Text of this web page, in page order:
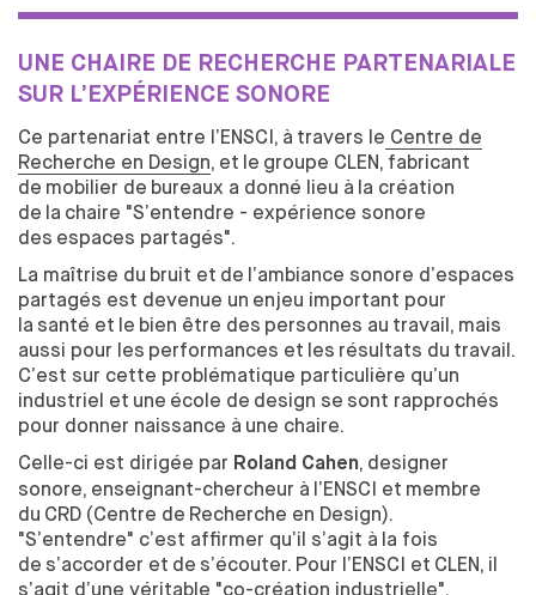
DESIGNER TEXTILE
PARCOURS
DIPLÔME
FORMATION TOUT AU LONG DE LA VIE
RECHERCHE
DOCTORAT EN DESIGN
LE MASTER 2 RECHERCHE EN DESIGN
CHAIRE S'ENTENDRE
CHAIRE INNOVATION PUBLIQUE
L’ENTREPRISE AU CŒUR DE L’ÉCOLE
LES MODALITÉS DE PARTENARIATS
VOUS CHERCHEZ UN STAGIAIRE
MÉCÉNAT
UNE CHAIRE DE RECHERCHE PARTENARIALE
SUR L’EXPÉRIENCE SONORE
Ce partenariat entre l’ENSCI, à travers le Centre de
Recherche en Design, et le groupe CLEN, fabricant
de mobilier de bureaux a donné lieu à la création
de la chaire "S’entendre - expérience sonore
des espaces partagés".
La maîtrise du bruit et de l’ambiance sonore d’espaces
partagés est devenue un enjeu important pour
la santé et le bien être des personnes au travail, mais
aussi pour les performances et les résultats du travail.
C’est sur cette problématique particulière qu’un
industriel et une école de design se sont rapprochés
pour donner naissance à une chaire.
Celle-ci est dirigée par Roland Cahen, designer
sonore, enseignant-chercheur à l’ENSCI et membre
du CRD (Centre de Recherche en Design).
"S’entendre" c’est affirmer qu’il s’agit à la fois
de s’accorder et de s’écouter. Pour l’ENSCI et CLEN, il
s’agit d’une véritable "co-création industrielle".